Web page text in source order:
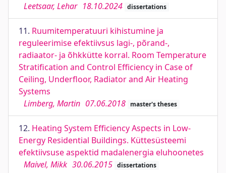
Leetsaar, Lehar 18.10.2024 dissertations
11. Ruumitemperatuuri kihistumine ja
reguleerimise efektiivsus lagi-, põrand-,
radiaator- ja õhkkütte korral. Room Temperature
Stratification and Control Efficiency in Case of
Ceiling, Underfloor, Radiator and Air Heating
Systems
Limberg, Martin 07.06.2018 master's theses
12. Heating System Efficiency Aspects in Low-
Energy Residential Buildings. Küttesüsteemi
efektiivsuse aspektid madalenergia eluhoonetes
Maivel, Mikk 30.06.2015 dissertations